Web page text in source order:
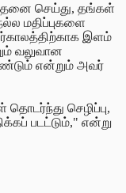
செய்து, தங்கள்
மதிப்புகளை
இளம்
வலுவான
என்றும் அவர்
செழிப்பு,
படட்டும்," என்று